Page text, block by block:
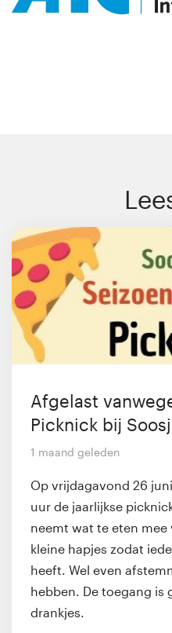
Afgelast
Picknick bij
1 maand geleden
Op vrijdagavond 26
uur de jaarlijkse
neemt wat te eten mee
kleine hapjes zodat
heeft. Wel even
hebben. De toegang is
drankjes.